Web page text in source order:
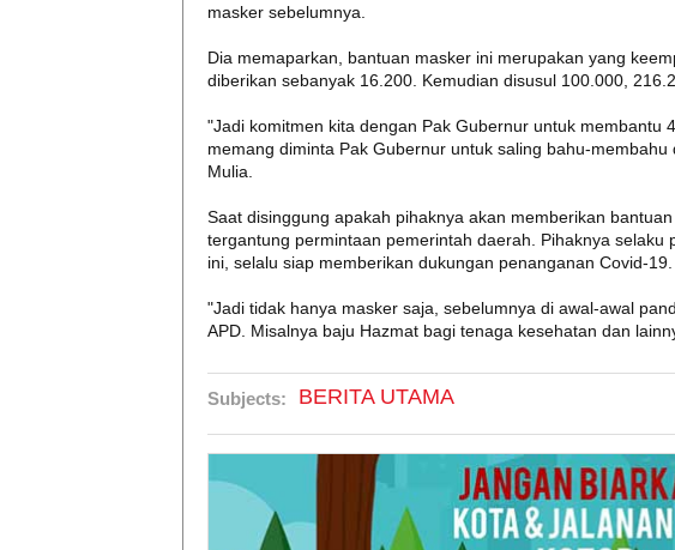
masker sebelumnya.
Dia memaparkan, bantuan masker ini merupakan yang
diberikan sebanyak 16.200. Kemudian disusul 100.000,
"Jadi komitmen kita dengan Pak Gubernur untuk membantu
memang diminta Pak Gubernur untuk saling bahu-
Mulia.
Saat disinggung apakah pihaknya akan memberikan
tergantung permintaan pemerintah daerah. Pihaknya selaku
ini, selalu siap memberikan dukungan penanganan Covid-19.
"Jadi tidak hanya masker saja, sebelumnya di awal-awal
APD. Misalnya baju Hazmat bagi tenaga kesehatan dan
Subjects: BERITA UTAMA